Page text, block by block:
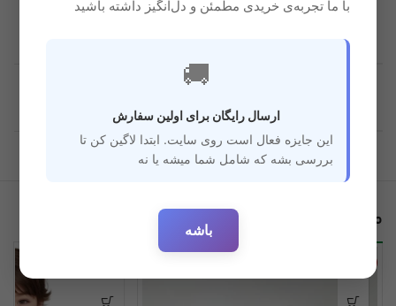
محصولات مرتبط
با ما تجربه‌ی خریدی مطمئن و دل‌انگیز داشته باشید
🚚
ارسال رایگان برای اولین سفارش
این جایزه فعال است روی سایت. ابتدا لاگین کن تا
بررسی بشه که شامل شما میشه یا نه
باشه